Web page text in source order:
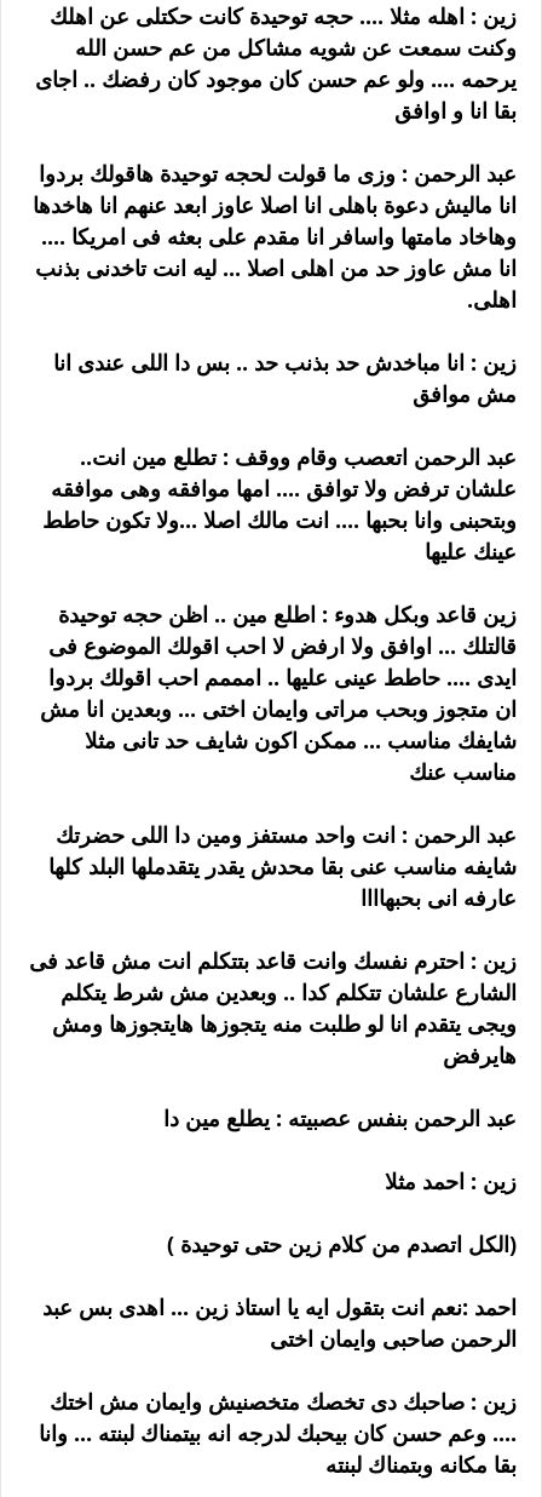
زين : اهله مثلا .... حجه توحيدة كانت حكتلى عن اهلك
وكنت سمعت عن شويه مشاكل من عم حسن الله
يرحمه .... ولو عم حسن كان موجود كان رفضك .. اجاى
بقا انا و اوافق
عبد الرحمن : وزى ما قولت لحجه توحيدة هاقولك بردوا
انا ماليش دعوة باهلى انا اصلا عاوز ابعد عنهم انا هاخدها
وهاخاد مامتها واسافر انا مقدم على بعثه فى امريكا ....
انا مش عاوز حد من اهلى اصلا ... ليه انت تاخدنى بذنب
اهلى.
زين : انا مباخدش حد بذنب حد .. بس دا اللى عندى انا
مش موافق
عبد الرحمن اتعصب وقام ووقف : تطلع مين انت..
علشان ترفض ولا توافق .... امها موافقه وهى موافقه
وبتحبنى وانا بحبها .... انت مالك اصلا ...ولا تكون حاطط
عينك عليها
زين قاعد وبكل هدوء : اطلع مين .. اظن حجه توحيدة
قالتلك ... اوافق ولا ارفض لا احب اقولك الموضوع فى
ايدى .... حاطط عينى عليها .. امممم احب اقولك بردوا
ان متجوز وبحب مراتى وايمان اختى ... وبعدين انا مش
شايفك مناسب ... ممكن اكون شايف حد تانى مثلا
مناسب عنك
عبد الرحمن : انت واحد مستفز ومين دا اللى حضرتك
شايفه مناسب عنى بقا محدش يقدر يتقدملها البلد كلها
عارفه انى بحبهاااا
زين : احترم نفسك وانت قاعد بتتكلم انت مش قاعد فى
الشارع علشان تتكلم كدا .. وبعدين مش شرط يتكلم
ويجى يتقدم انا لو طلبت منه يتجوزها هايتجوزها ومش
هايرفض
عبد الرحمن بنفس عصبيته : يطلع مين دا
زين : احمد مثلا
(الكل اتصدم من كلام زين حتى توحيدة )
احمد :نعم انت بتقول ايه يا استاذ زين ... اهدى بس عبد
الرحمن صاحبى وايمان اختى
زين : صاحبك دى تخصك متخصنيش وايمان مش اختك
.... وعم حسن كان بيحبك لدرجه انه بيتمناك لبنته ... وانا
بقا مكانه وبتمناك لبنته